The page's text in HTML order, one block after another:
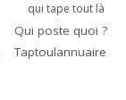
qui tape tout là
Qui poste quoi ?
Taptoulannuaire